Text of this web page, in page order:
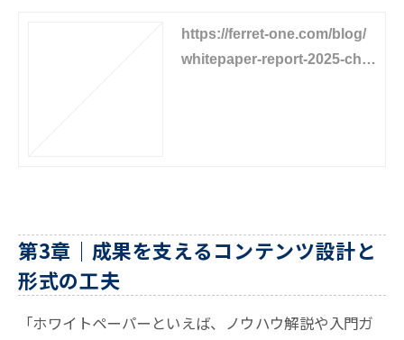
https://ferret-one.com/blog/
whitepaper-report-2025-cha
第3章｜成果を支えるコンテンツ設計と
形式の工夫
「ホワイトペーパーといえば、ノウハウ解説や入門ガ